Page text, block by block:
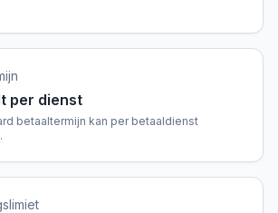
per dienst
betaaltermijn kan per betaaldienst